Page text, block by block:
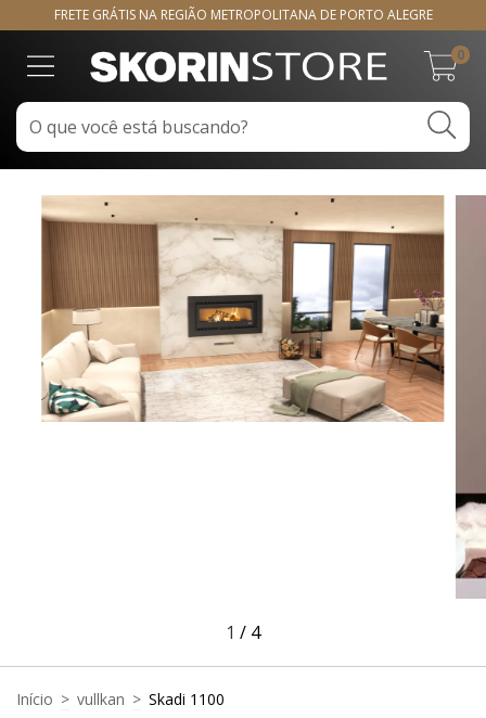
FRETE GRÁTIS NA REGIÃO METROPOLITANA DE PORTO ALEGRE
0
1 / 4
Início > vullkan > Skadi 1100